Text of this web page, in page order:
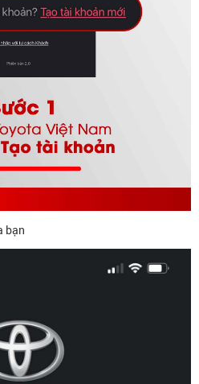
bạn